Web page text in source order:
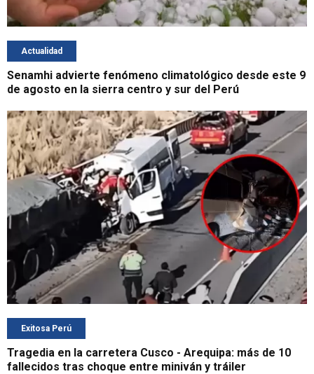
Actualidad
Senamhi advierte fenómeno climatológico desde este 9
de agosto en la sierra centro y sur del Perú
Exitosa Perú
Tragedia en la carretera Cusco - Arequipa: más de 10
fallecidos tras choque entre miniván y tráiler